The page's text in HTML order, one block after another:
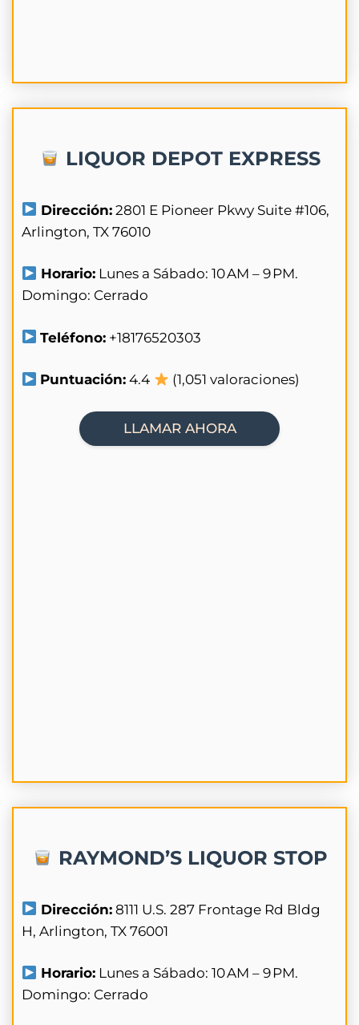
LIQUOR DEPOT EXPRESS
Dirección: 2801 E Pioneer Pkwy Suite #106,
Arlington, TX 76010
Horario: Lunes a Sábado: 10 AM – 9 PM.
Domingo: Cerrado
Teléfono: +18176520303
Puntuación: 4.4 (1,051 valoraciones)
LLAMAR AHORA
RAYMOND’S LIQUOR STOP
Dirección: 8111 U.S. 287 Frontage Rd Bldg
H, Arlington, TX 76001
Horario: Lunes a Sábado: 10 AM – 9 PM.
Domingo: Cerrado